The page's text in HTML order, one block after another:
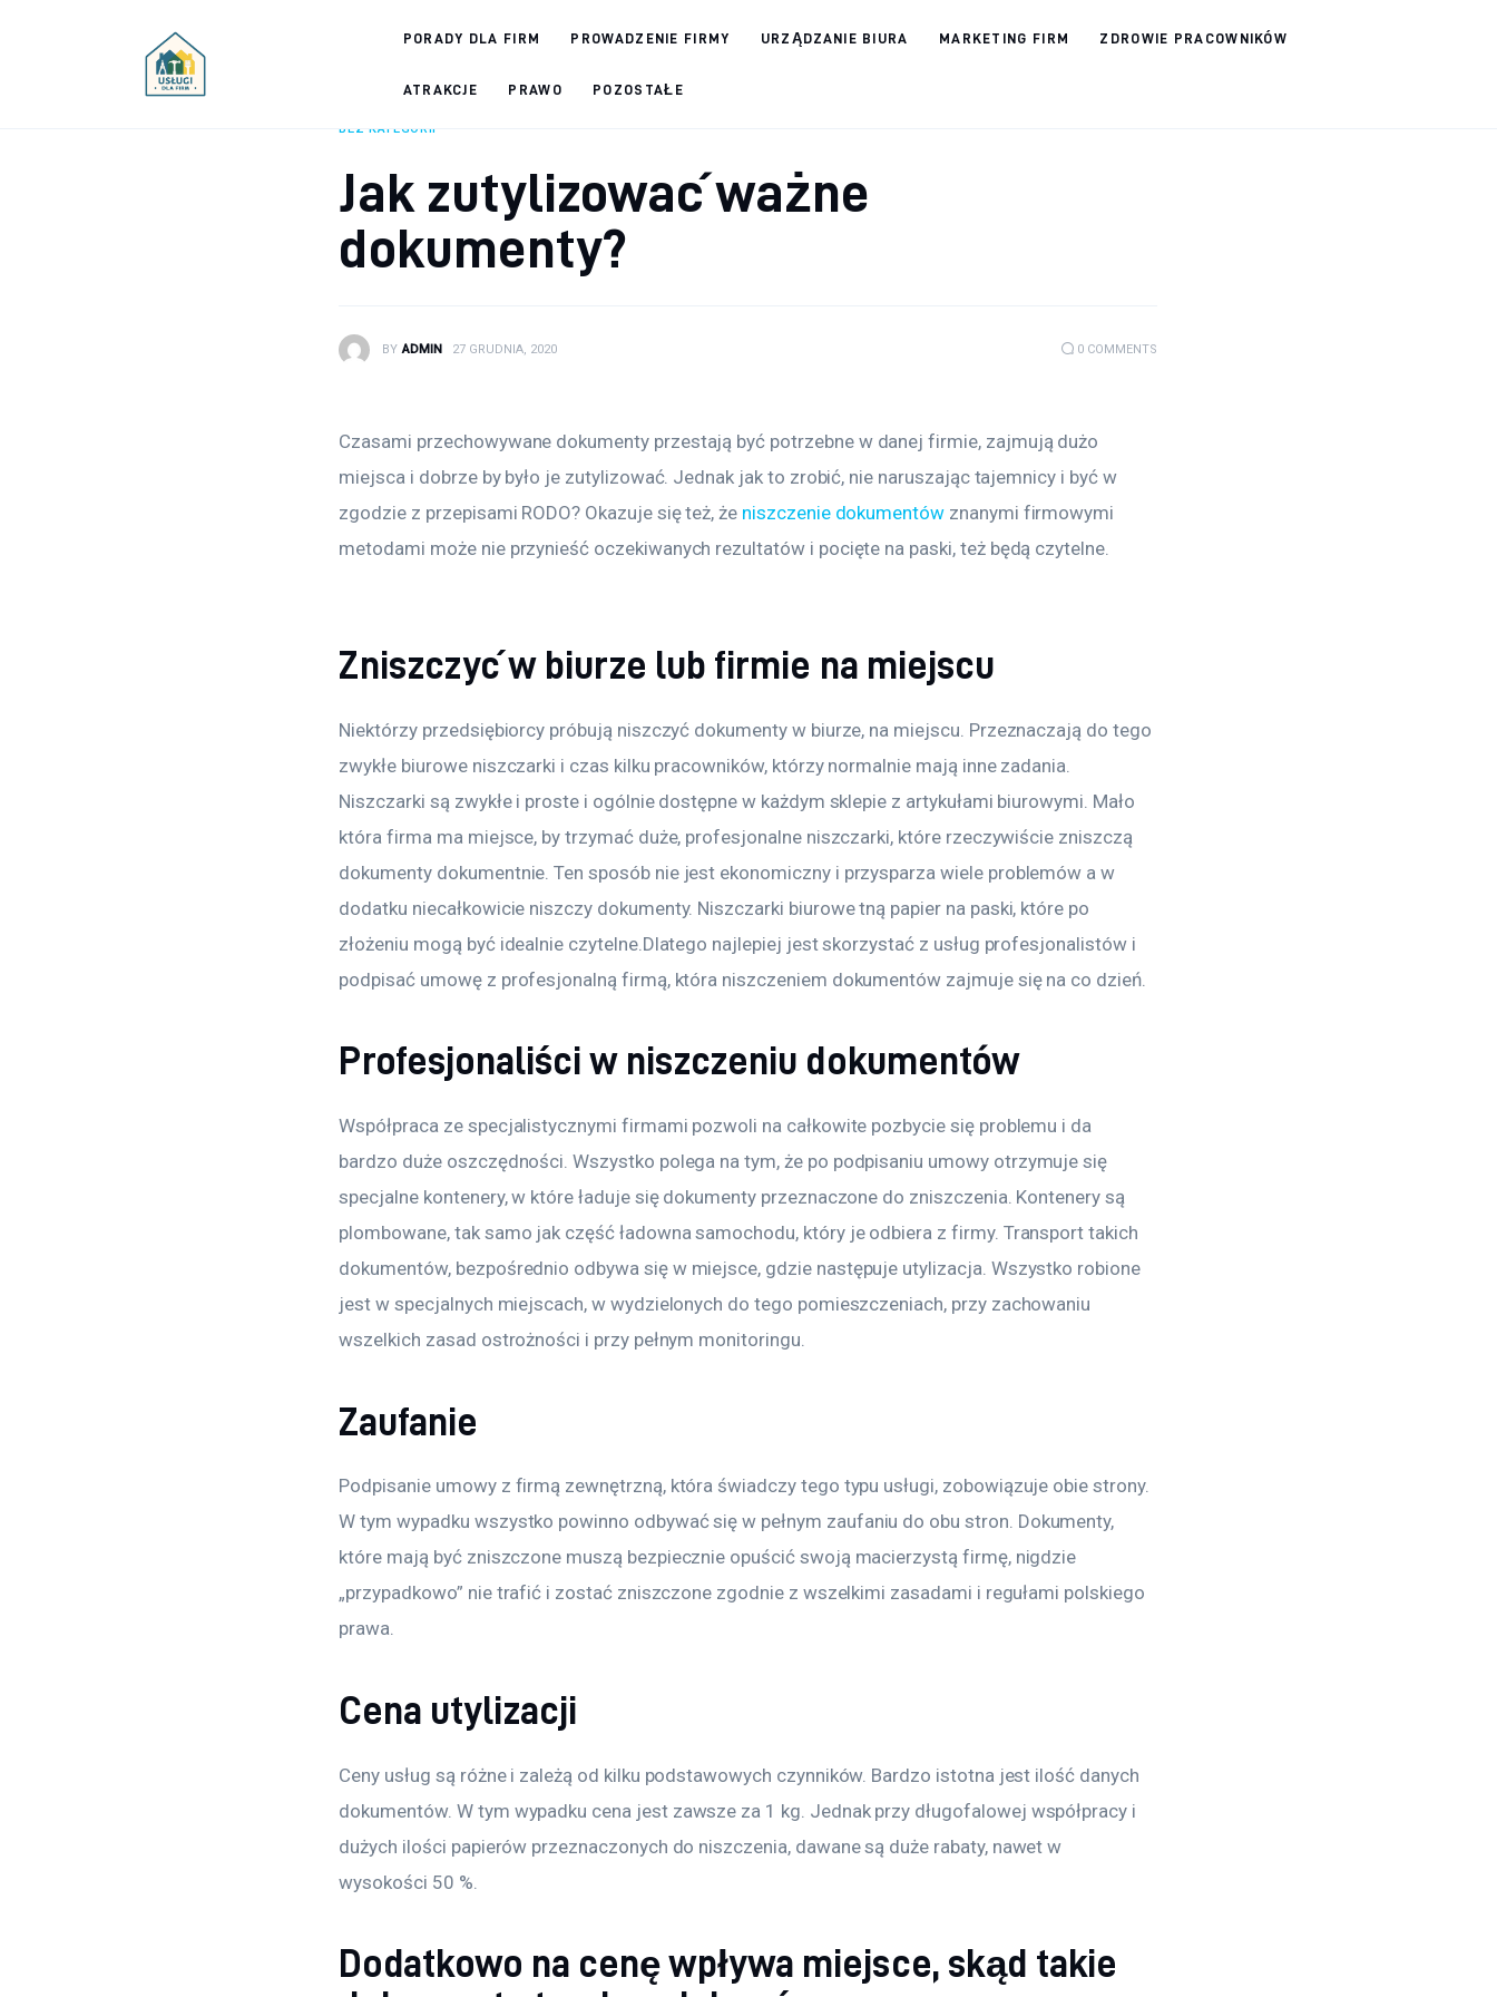
PORADY DLA FIRM PROWADZENIE FIRMY URZĄDZANIE BIURA MARKETING FIRM ZDROWIE PRACOWNIKÓW
ATRAKCJE PRAWO POZOSTAŁE
Prowadzenie firmy
BEZ KATEGORII
Jak zutylizować ważne
dokumenty?
BY ADMIN 27 GRUDNIA, 2020 0 COMMENTS
Czasami przechowywane dokumenty przestają być potrzebne w danej firmie, zajmują dużo
miejsca i dobrze by było je zutylizować. Jednak jak to zrobić, nie naruszając tajemnicy i być w
zgodzie z przepisami RODO? Okazuje się też, że niszczenie dokumentów znanymi firmowymi
metodami może nie przynieść oczekiwanych rezultatów i pocięte na paski, też będą czytelne.
Zniszczyć w biurze lub firmie na miejscu
Niektórzy przedsiębiorcy próbują niszczyć dokumenty w biurze, na miejscu. Przeznaczają do tego
zwykłe biurowe niszczarki i czas kilku pracowników, którzy normalnie mają inne zadania.
Niszczarki są zwykłe i proste i ogólnie dostępne w każdym sklepie z artykułami biurowymi. Mało
która firma ma miejsce, by trzymać duże, profesjonalne niszczarki, które rzeczywiście zniszczą
dokumenty dokumentnie. Ten sposób nie jest ekonomiczny i przysparza wiele problemów a w
dodatku niecałkowicie niszczy dokumenty. Niszczarki biurowe tną papier na paski, które po
złożeniu mogą być idealnie czytelne.Dlatego najlepiej jest skorzystać z usług profesjonalistów i
podpisać umowę z profesjonalną firmą, która niszczeniem dokumentów zajmuje się na co dzień.
Profesjonaliści w niszczeniu dokumentów
Współpraca ze specjalistycznymi firmami pozwoli na całkowite pozbycie się problemu i da
bardzo duże oszczędności. Wszystko polega na tym, że po podpisaniu umowy otrzymuje się
specjalne kontenery, w które ładuje się dokumenty przeznaczone do zniszczenia. Kontenery są
plombowane, tak samo jak część ładowna samochodu, który je odbiera z firmy. Transport takich
dokumentów, bezpośrednio odbywa się w miejsce, gdzie następuje utylizacja. Wszystko robione
jest w specjalnych miejscach, w wydzielonych do tego pomieszczeniach, przy zachowaniu
wszelkich zasad ostrożności i przy pełnym monitoringu.
Zaufanie
Podpisanie umowy z firmą zewnętrzną, która świadczy tego typu usługi, zobowiązuje obie strony.
W tym wypadku wszystko powinno odbywać się w pełnym zaufaniu do obu stron. Dokumenty,
które mają być zniszczone muszą bezpiecznie opuścić swoją macierzystą firmę, nigdzie
„przypadkowo” nie trafić i zostać zniszczone zgodnie z wszelkimi zasadami i regułami polskiego
prawa.
Cena utylizacji
Ceny usług są różne i zależą od kilku podstawowych czynników. Bardzo istotna jest ilość danych
dokumentów. W tym wypadku cena jest zawsze za 1 kg. Jednak przy długofalowej współpracy i
dużych ilości papierów przeznaczonych do niszczenia, dawane są duże rabaty, nawet w
wysokości 50 %.
Dodatkowo na cenę wpływa miejsce, skąd takie